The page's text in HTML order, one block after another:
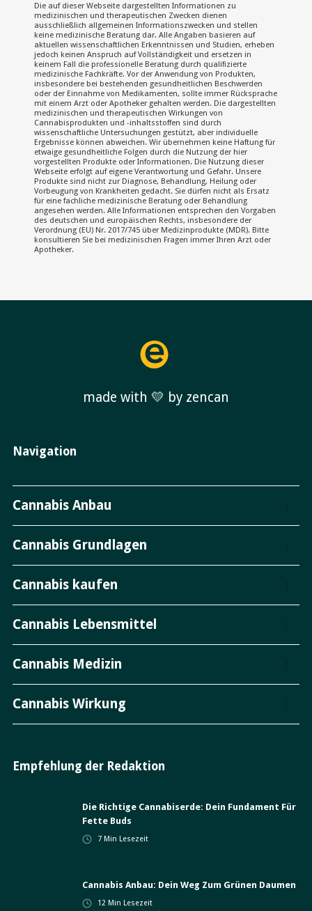
Die auf dieser Webseite dargestellten Informationen zu
medizinischen und therapeutischen Zwecken dienen
ausschließlich allgemeinen Informationszwecken und stellen
keine medizinische Beratung dar. Alle Angaben basieren auf
aktuellen wissenschaftlichen Erkenntnissen und Studien, erheben
jedoch keinen Anspruch auf Vollständigkeit und ersetzen in
keinem Fall die professionelle Beratung durch qualifizierte
medizinische Fachkräfte. Vor der Anwendung von Produkten,
insbesondere bei bestehenden gesundheitlichen Beschwerden
oder der Einnahme von Medikamenten, sollte immer Rücksprache
mit einem Arzt oder Apotheker gehalten werden. Die dargestellten
medizinischen und therapeutischen Wirkungen von
Cannabisprodukten und -inhaltsstoffen sind durch
wissenschaftliche Untersuchungen gestützt, aber individuelle
Ergebnisse können abweichen. Wir übernehmen keine Haftung für
etwaige gesundheitliche Folgen durch die Nutzung der hier
vorgestellten Produkte oder Informationen. Die Nutzung dieser
Webseite erfolgt auf eigene Verantwortung und Gefahr. Unsere
Produkte sind nicht zur Diagnose, Behandlung, Heilung oder
Vorbeugung von Krankheiten gedacht. Sie dürfen nicht als Ersatz
für eine fachliche medizinische Beratung oder Behandlung
angesehen werden. Alle Informationen entsprechen den Vorgaben
des deutschen und europäischen Rechts, insbesondere der
Verordnung (EU) Nr. 2017/745 über Medizinprodukte (MDR). Bitte
konsultieren Sie bei medizinischen Fragen immer Ihren Arzt oder
Apotheker.
made with 💛 by zencan
Navigation
Cannabis Anbau
Cannabis Grundlagen
Cannabis kaufen
Cannabis Lebensmittel
Cannabis Medizin
Cannabis Wirkung
Empfehlung der Redaktion
Die Richtige Cannabiserde: Dein Fundament Für
Fette Buds
7 Min Lesezeit
Cannabis Anbau: Dein Weg Zum Grünen Daumen
12 Min Lesezeit